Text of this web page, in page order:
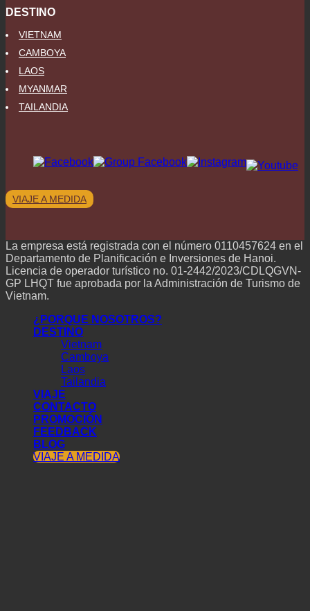
DESTINO
VIETNAM
CAMBOYA
LAOS
MYANMAR
TAILANDIA
VIAJE A MEDIDA
La empresa está registrada con el número 0110457624 en el
Departamento de Planificación e Inversiones de Hanoi.
Licencia de operador turístico no. 01-2442/2023/CDLQGVN-
GP LHQT fue aprobada por la Administración de Turismo de
Vietnam.
¿PORQUE NOSOTROS?
DESTINO
Vietnam
Camboya
Laos
Tailandia
VIAJE
CONTACTO
PROMOCIÓN
FEEDBACK
BLOG
VIAJE A MEDIDA